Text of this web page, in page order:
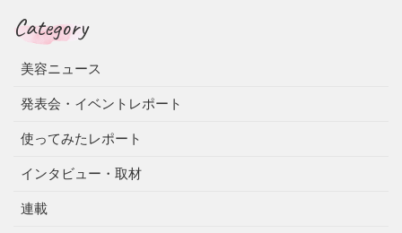
Category
美容ニュース
発表会・イベントレポート
使ってみたレポート
インタビュー・取材
連載